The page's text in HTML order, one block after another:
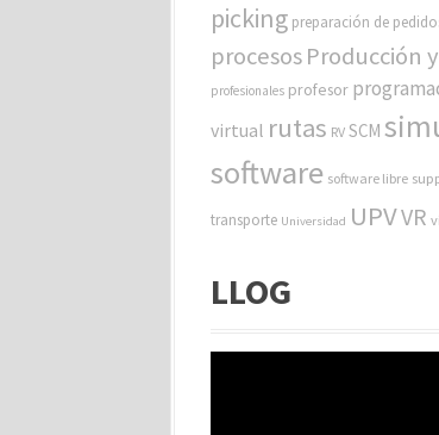
picking preparación de
procesosProducción
profesionales profesor
virtual rutas RV SCM
software software libre
transporte Universidad UPVVR
LLOG